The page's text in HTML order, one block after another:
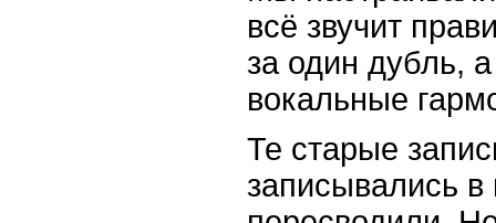
всё звучит
за один дубль,
вокальные
Те старые
записывались